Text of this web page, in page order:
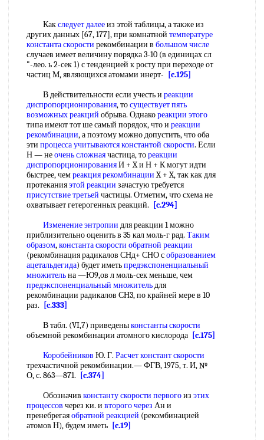
Какследует далееиз этой таблицы, а также из
других данных [67, 177], при комнатной температуре
константа скорости рекомбинации в большом числе
случаев имеет величину порядка 3-10 (в единицах сл
"-лео. ь 2-сек 1) с тенденцией к росту при переходе от
частиц М, являющихся атомами инерт-
[c.125]
В действительности если учесть и реакции
диспропорционирования, тосуществует пять
возможных реакций обрыва. Однакореакции этого
типа имеют тот ше самый порядок, что и реакции
рекомбинации, а поэтому можно допустить, что оба
эти процесса учитываютсяконстантой скорости. Если
Н — неочень сложнаячастица, тореакции
диспропорционированияИ + X и Н + К могут идти
быстрее, чемреакция рекомбинацииX + X, так как для
протеканияэтой реакции зачастую требуется
присутствие третьей частицы. Отметим, что схема не
охватывает гетерогенных реакций.
[c.294]
Изменение энтропии для реакции 1 можно
приблизительно оценить в 35 кал моль-г рад. Таким
образом,константа скорости обратной реакции
(рекомбинация радикалов СНд+ СНО собразованием
ацетальдегида) будет иметьпредэкспоненциальный
множительна —Ю9,ов л моль-сек меньше, чем
предэкспоненциальный множительдля
рекомбинации радикалов СН3, по крайней мере в 10
раз.
[c.333]
В табл. (VI,7) приведеныконстанты скорости
объемной рекомбинации атомного кислорода [c.175]
Коробейников Ю. Г. Расчет констант скорости
трехчастичной рекомбинации.— ФГВ, 1975, т. И, №
О, с. 863—871.
[c.374]
Обозначив константу скорости первогоиз этих
процессов через ки. и второго через Ан и
пренебрегаяобратной реакцией (рекомбинацией
атомов Н), будем иметь [c.19]